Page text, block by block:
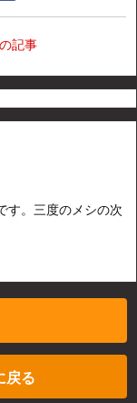
記事
す。三度のメシの次
戻る